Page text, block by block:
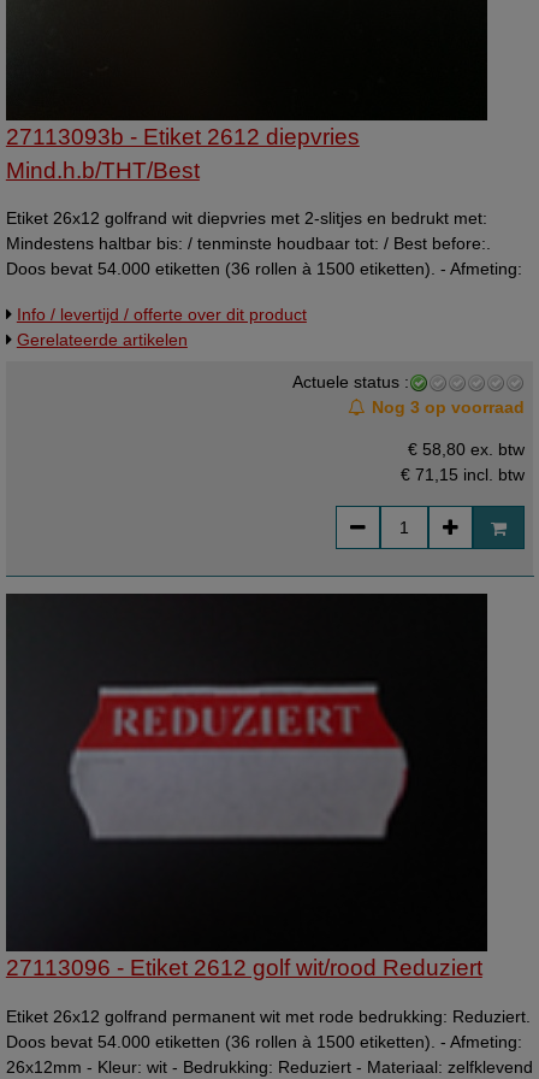
27113093b - Etiket 2612 diepvries
Mind.h.b/THT/Best
Etiket 26x12 golfrand wit diepvries met 2-slitjes en bedrukt met:
Mindestens haltbar bis: / tenminste houdbaar tot: / Best before:.
Doos bevat 54.000 etiketten (36 rollen à 1500 etiketten). - Afmeting:
tenminste houdbaar tot: / Best before: - Materiaal: zelfklevend papier
- Kleefkracht: diepvries kleefkracht (extra sterk klevend) -
Randafwerking: golfrand - Transportstanzing: JA - Aantal per doos:
36 rollen à 1500 etiketten - FSC®-C095147 Wat zijn de voordelen
van etiketten met diepvries belijming? Deze etiketten blijven goed
kleven bij extreem lage temperaturen, ze zijn bestand tegen vocht en
condens en de leesbaarheid blijft behouden. Voor welke merken
geschikt voor o.a. Blitz, Evo, Meto, Jolly, Open, Derby, Uno, Sato
Kendo, Tovel, Print, Avery, Swing, Sky, Jazz, Motex, Prix, Towa.
Info / levertijd / offerte over dit product
Gerelateerde artikelen
Actuele status :
Nog 3 op voorraad
€ 58,80 ex. btw
€ 71,15 incl. btw
27113096 - Etiket 2612 golf wit/rood Reduziert
Etiket 26x12 golfrand permanent wit met rode bedrukking: Reduziert.
Doos bevat 54.000 etiketten (36 rollen à 1500 etiketten). - Afmeting:
26x12mm - Kleur: wit - Bedrukking: Reduziert - Materiaal: zelfklevend